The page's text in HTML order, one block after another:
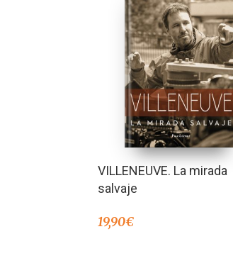
VILLENEUVE. La mirada
salvaje
19,90€